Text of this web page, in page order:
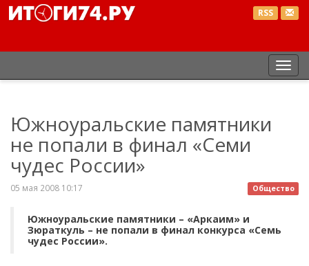
RSS
Южноуральские памятники
не попали в финал «Семи
чудес России»
Общество
05 мая 2008 10:17
Южноуральские памятники – «Аркаим» и
Зюраткуль – не попали в финал конкурса «Семь
чудес России».